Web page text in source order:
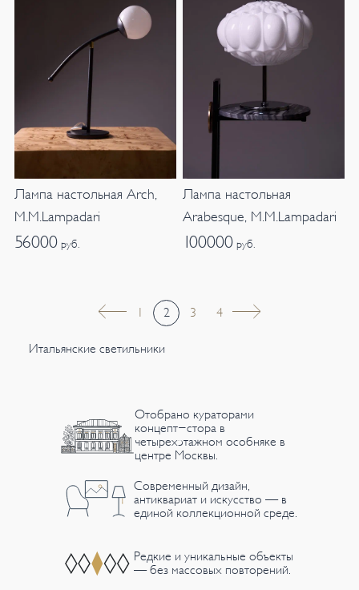
Лампа настольная Arch,
M.M.Lampadari
56000 руб.
Лампа настольная
Arabesque, M.M.Lampadari
100000 руб.
2 3 4
Итальянские светильники
Отобрано кураторами
концепт-стора в
четырехэтажном особняке в
центре Москвы.
Современный дизайн,
антиквариат и искусство — в
единой коллекционной среде.
Редкие и уникальные объекты
— без массовых повторений.